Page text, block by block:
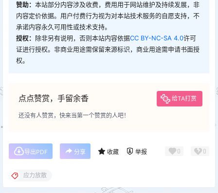
赞助： 本站部分内容涉及收费，费用用于网站维护及持续发展，非
内容定价依据。用户付费行为视为对本站技术服务的自愿支持，不
承诺内容永久可用性或技术支持。
授权： 除非另有说明，否则本站内容依据CC BY-NC-SA 4.0许可
证进行授权。非商业用途需保留来源标识，商业用途需申请书面授
权。
点点赞赏，手留余香 给TA打赏
还没有人赞赏，快来当第一个赞赏的人吧！
导出PDF 分享 收藏 举报 0 0
应力放散